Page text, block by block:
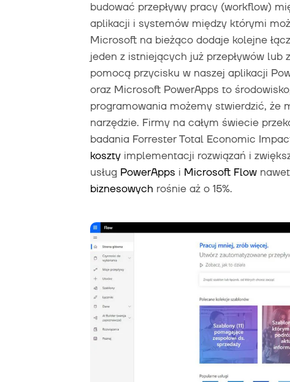
budować przepływy pracy (workflow)
aplikacji i systemów między którymi
Microsoft na bieżąco dodaje kolejne
jeden z istniejących już przepływów lub
pomocą przycisku w naszej aplikacji
oraz Microsoft PowerApps to
programowania możemy stwierdzić, że
narzędzie. Firmy na całym świecie
badania Forrester Total Economic
koszty implementacji rozwiązań i
usług PowerApps i Microsoft Flow
biznesowych rośnie aż o 15%.